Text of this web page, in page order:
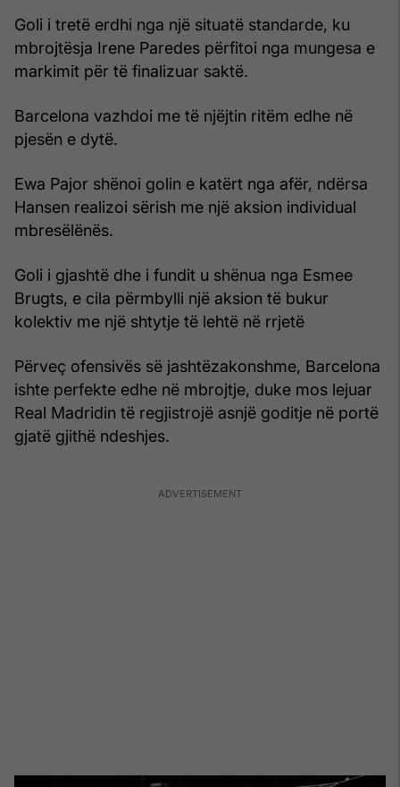
Goli i tretë erdhi nga një situatë standarde, ku
mbrojtësja Irene Paredes përfitoi nga mungesa e
markimit për të finalizuar saktë.
Barcelona vazhdoi me të njëjtin ritëm edhe në
pjesën e dytë.
Ewa Pajor shënoi golin e katërt nga afër, ndërsa
Hansen realizoi sërish me një aksion individual
mbresëlënës.
Goli i gjashtë dhe i fundit u shënua nga Esmee
Brugts, e cila përmbylli një aksion të bukur
kolektiv me një shtytje të lehtë në rrjetë
Përveç ofensivës së jashtëzakonshme, Barcelona
ishte perfekte edhe në mbrojtje, duke mos lejuar
Real Madridin të regjistrojë asnjë goditje në portë
gjatë gjithë ndeshjes.